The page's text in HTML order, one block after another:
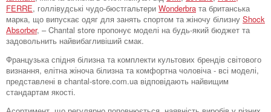
FERRE, голлівудські чудо-бюстгальтери Wonderbra та британська
марка, що випускає одяг для занять спортом та жіночу білизну Shock
Absorber, – Chantal store пропонує моделі на будь-який бюджет та
задовольнить найвибагливіший смак.
Французька спідня білизна та комплекти культових брендів світового
визнання, елітна жіноча білизна та комфортна чоловіча - всі моделі,
представлені в chantal-store.com.ua відповідають найвищим
стандартам якості.